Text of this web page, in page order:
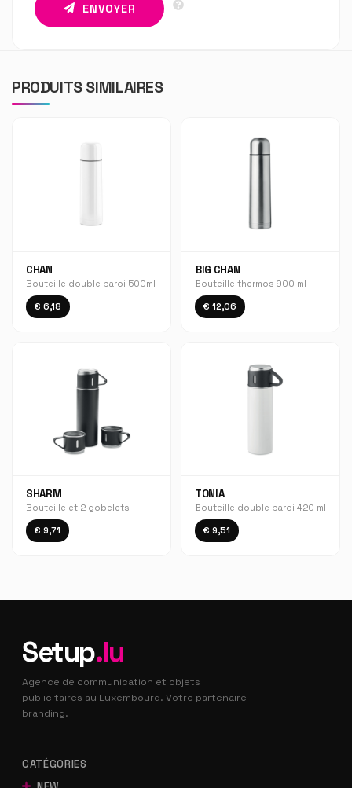
ENVOYER
PRODUITS SIMILAIRES
CHAN
Bouteille double paroi 500ml
€ 6,18
BIG CHAN
Bouteille thermos 900 ml
€ 12,06
SHARM
Bouteille et 2 gobelets
€ 9,71
TONIA
Bouteille double paroi 420 ml
€ 9,51
Setup.lu
Agence de communication et objets
publicitaires au Luxembourg. Votre partenaire
branding.
CATÉGORIES